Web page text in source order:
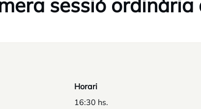
sessió ordinària
Horari
16:30 hs.